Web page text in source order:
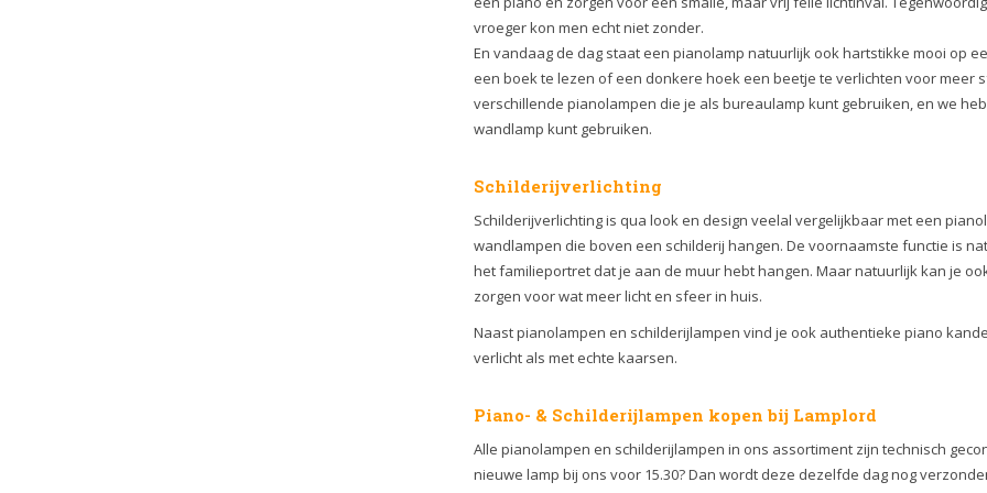
vroeger kon men echt niet zonder.
En vandaag de dag staat een pianolamp natuurlijk ook hartstikke mooi op
een boek te lezen of een donkere hoek een beetje te verlichten voor meer
verschillende pianolampen die je als bureaulamp kunt gebruiken, en we
wandlamp kunt gebruiken.
Schilderijverlichting
Schilderijverlichting is qua look en design veelal vergelijkbaar met een
wandlampen die boven een schilderij hangen. De voornaamste functie is
het familieportret dat je aan de muur hebt hangen. Maar natuurlijk kan je
zorgen voor wat meer licht en sfeer in huis.
Naast pianolampen en schilderijlampen vind je ook authentieke piano
verlicht als met echte kaarsen.
Piano- & Schilderijlampen kopen bij Lamplord
Alle pianolampen en schilderijlampen in ons assortiment zijn technisch
nieuwe lamp bij ons voor 15.30? Dan wordt deze dezelfde dag nog